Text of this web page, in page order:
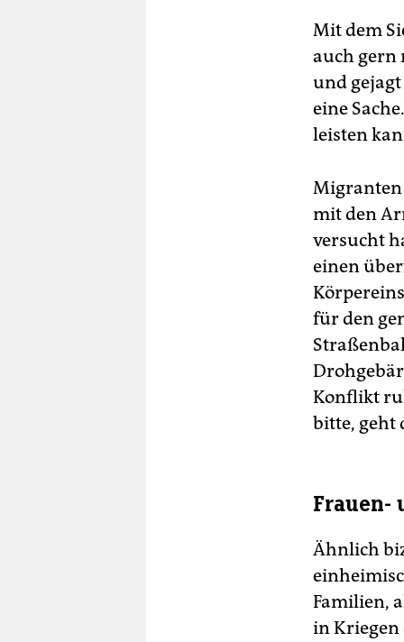
Mit dem
auch gern
und gejagt
eine
leisten
Migranten
mit den
versucht
einen
für den
Konflikt
bitte, geht
Frauen-
Ähnlich
Familien,
in Kriegen